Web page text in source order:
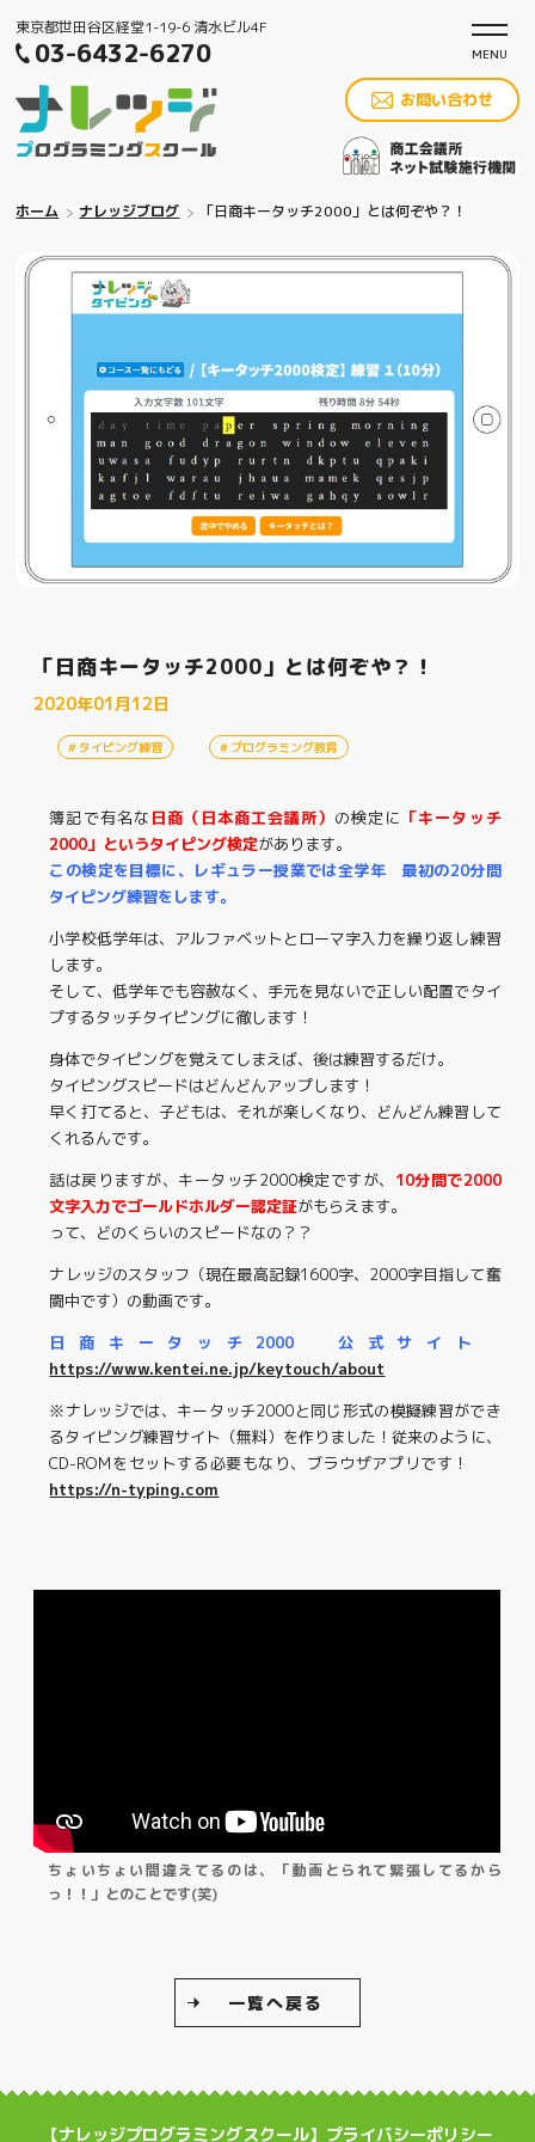
東京都世田谷区経堂1-19-6 清水ビル4F
03-6432-6270
お問い合わせ
ホーム ナレッジブログ 「日商キータッチ2000」とは何ぞや？！
「日商キータッチ2000」とは何ぞや？！
2020年01月12日
タイピング練習 プログラミング教育
簿記で有名な 日商（日本商工会議所） の検定に 「キータッチ
2000」というタイピング検定があります。
この検定を目標に、レギュラー授業では全学年 最初の20分間
タイピング練習をします。
小学校低学年は、アルファベットとローマ字入力を繰り返し練習
します。
そして、低学年でも容赦なく、手元を見ないで正しい配置でタイ
プするタッチタイピングに徹します！
身体でタイピングを覚えてしまえば、後は練習するだけ。
タイピングスピードはどんどんアップします！
早く打てると、子どもは、それが楽しくなり、どんどん練習して
くれるんです。
話は戻りますが、キータッチ2000検定ですが、 10分間で2000
文字入力でゴールドホルダー認定証がもらえます。
って、どのくらいのスピードなの？？
ナレッジのスタッフ（現在最高記録1600字、2000字目指して奮
闘中です）の動画です。
日商キータッチ2000 公式サイト
https://www.kentei.ne.jp/keytouch/about
※ナレッジでは、キータッチ2000と同じ形式の模擬練習ができ
るタイピング練習サイト（無料）を作りました！従来のように、
CD-ROMをセットする必要もなり、ブラウザアプリです！
https://n-typing.com
ちょいちょい間違えてるのは、「動画とられて緊張してるから
っ！！」とのことです(笑)
一覧へ戻る
【ナレッジプログラミングスクール】プライバシーポリシー